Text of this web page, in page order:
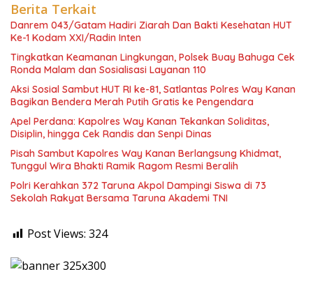
Berita Terkait
Danrem 043/Gatam Hadiri Ziarah Dan Bakti Kesehatan HUT
Ke-1 Kodam XXI/Radin Inten
Tingkatkan Keamanan Lingkungan, Polsek Buay Bahuga Cek
Ronda Malam dan Sosialisasi Layanan 110
Aksi Sosial Sambut HUT RI ke-81, Satlantas Polres Way Kanan
Bagikan Bendera Merah Putih Gratis ke Pengendara
Apel Perdana: Kapolres Way Kanan Tekankan Soliditas,
Disiplin, hingga Cek Randis dan Senpi Dinas
Pisah Sambut Kapolres Way Kanan Berlangsung Khidmat,
Tunggul Wira Bhakti Ramik Ragom Resmi Beralih
Polri Kerahkan 372 Taruna Akpol Dampingi Siswa di 73
Sekolah Rakyat Bersama Taruna Akademi TNI
Post Views: 324